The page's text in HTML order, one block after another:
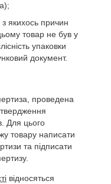
якихось причин
товар не був у
упаковки
документ.
проведена
Для цього
товару написати
та підписати
відносяться